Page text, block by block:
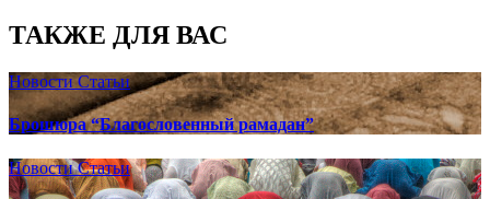
ТАКЖЕ ДЛЯ ВАС
НовостиСтатьи
Брошюра “Благословенный рамадан”
НовостиСтатьи